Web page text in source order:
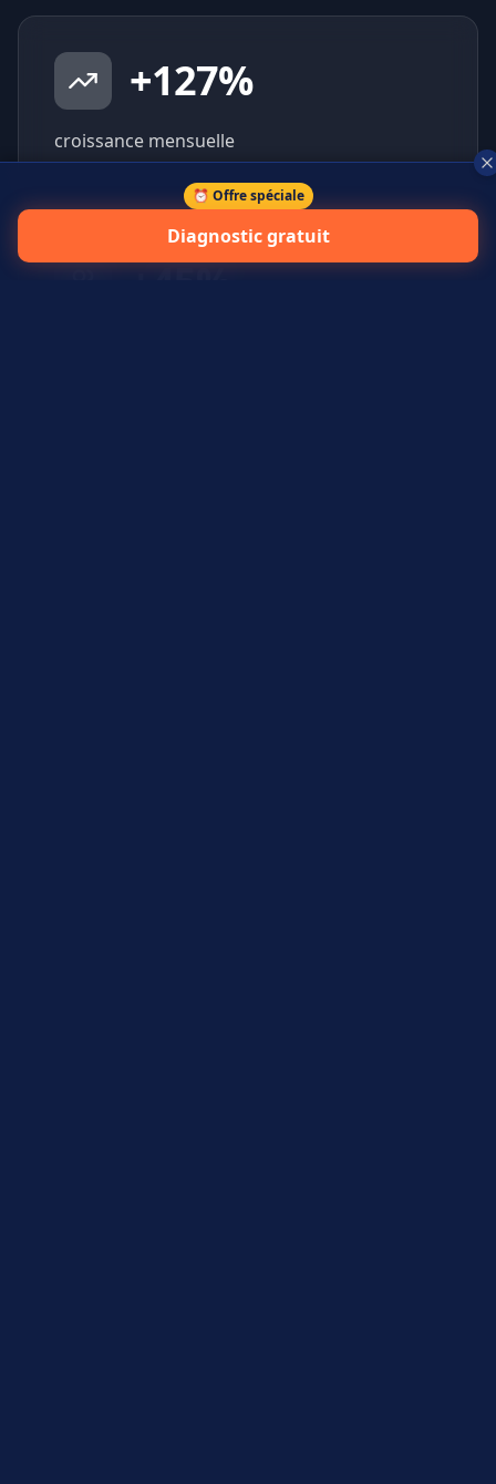
+127%
croissance mensuelle
+45%
⏰ Offre spéciale
Diagnostic gratuit